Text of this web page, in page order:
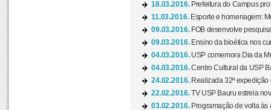
18.03.2016. Prefeitura do Campus
11.03.2016. Esporte e homenagem:
09.03.2016. FOB desenvolve
09.03.2016. Ensino da bioética nos
04.03.2016. USP comemora Dia da
04.03.2016.Centro Cultural da USP
24.02.2016. Realizada 32ª
22.02.2016.TV USP Bauru estreia
03.02.2016. Programação de volta às